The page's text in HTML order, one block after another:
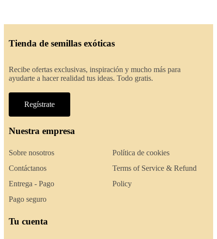
Tienda de semillas exóticas
Recibe ofertas exclusivas, inspiración y mucho más para
ayudarte a hacer realidad tus ideas. Todo gratis.
Regístrate
Nuestra empresa
Sobre nosotros
Contáctanos
Entrega - Pago
Pago seguro
Política de cookies
Terms of Service & Refund
Policy
Tu cuenta